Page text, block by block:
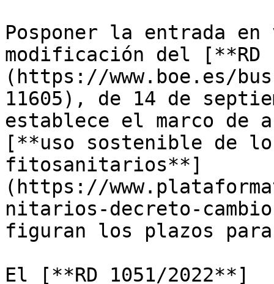
Posponer la entrada
modificación del [**RD
(https://www.boe.es/
11605), de 14 de
establece el marco de
[**uso sostenible de
fitosanitarios**]
(https://
nitarios-decreto-
figuran los plazos
El [**RD 1051/2022**]